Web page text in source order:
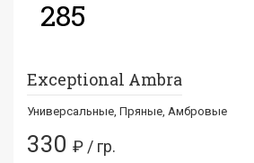
285
Exceptional Ambra
Универсальные, Пряные, Амбровые
330 ₽ / гр.